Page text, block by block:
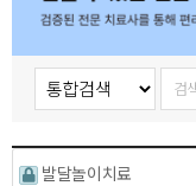
발달놀이치료